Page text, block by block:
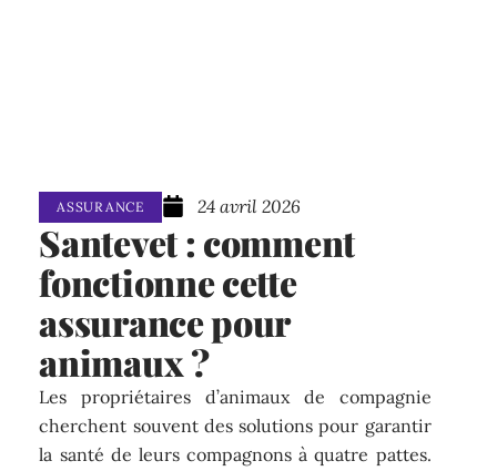
ASSURANCE 24 avril 2026
Santevet : comment
fonctionne cette
assurance pour
animaux ?
Les propriétaires d’animaux de compagnie
cherchent souvent des solutions pour garantir
la santé de leurs compagnons à quatre pattes.